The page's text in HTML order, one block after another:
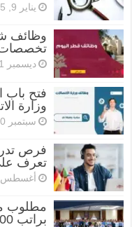
يناير 9, 2025
تخصصات
ديسمبر 21, 2024
فتح باب
وزارة
سبتمبر 30, 2024
فرص
تعرف
أغسطس 20, 2024
مطلوب
براتب 8000 اساسي